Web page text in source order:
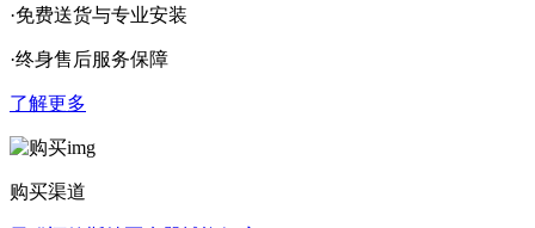
·免费送货与专业安装
·终身售后服务保障
了解更多
购买渠道